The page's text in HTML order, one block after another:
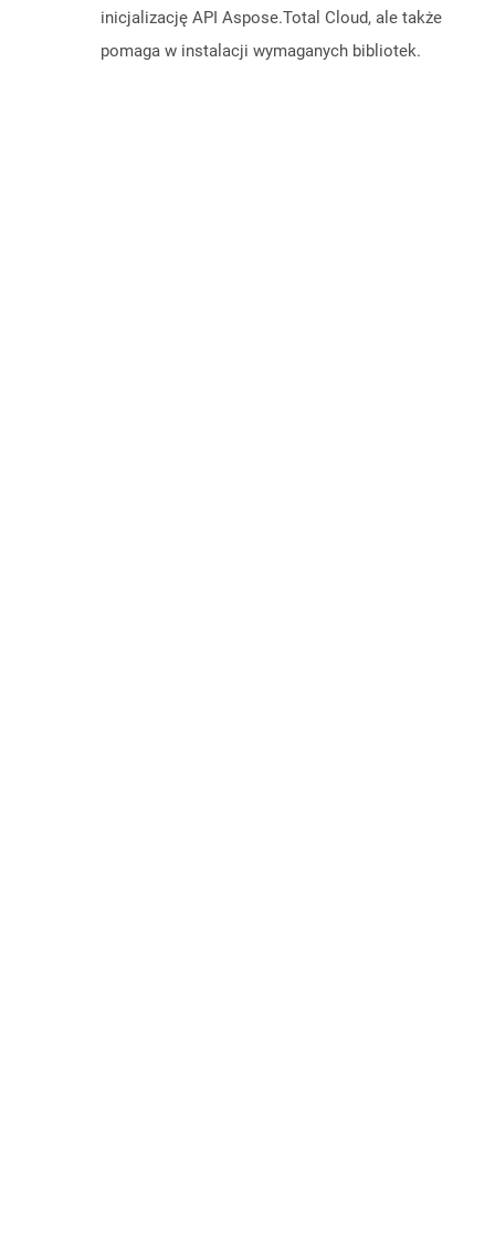
inicjalizację API Aspose.Total Cloud, ale także
pomaga w instalacji wymaganych bibliotek.